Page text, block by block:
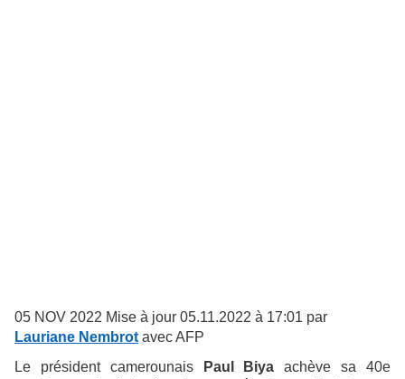
05 NOV 2022 Mise à jour 05.11.2022 à 17:01 par
Lauriane Nembrot avec AFP
Le président camerounais
Paul Biya achève sa 40e